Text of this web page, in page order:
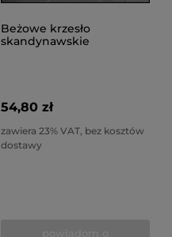
Beżowe krzesło
skandynawskie
54,80 zł
zawiera 23% VAT, bez kosztów
dostawy